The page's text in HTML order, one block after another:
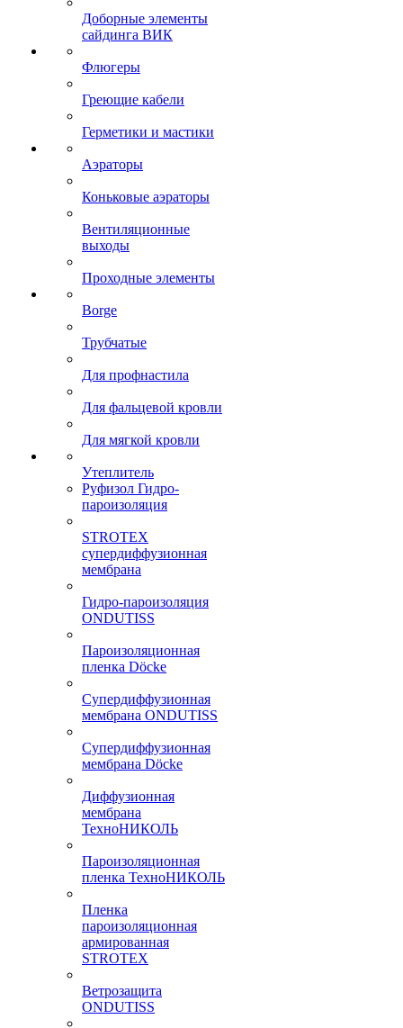
Доборные элементы
сайдинга ВИК
Флюгеры
Греющие кабели
Герметики и мастики
Аэраторы
Коньковые аэраторы
Вентиляционные
выходы
Проходные элементы
Borge
Трубчатые
Для профнастила
Для фальцевой кровли
Для мягкой кровли
Утеплитель
Руфизол Гидро-
пароизоляция
STROTEX
супердиффузионная
мембрана
Гидро-пароизоляция
ONDUTISS
Пароизоляционная
пленка Döcke
Супердиффузионная
мембрана ONDUTISS
Супердиффузионная
мембрана Döcke
Диффузионная
мембрана
ТехноНИКОЛЬ
Пароизоляционная
пленка ТехноНИКОЛЬ
Пленка
пароизоляционная
армированная
STROTEX
Ветрозащита
ONDUTISS